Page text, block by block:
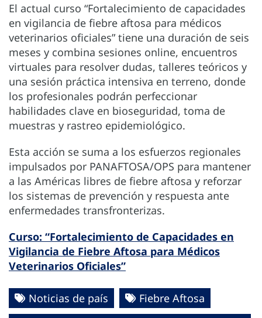
El actual curso “Fortalecimiento de capacidades
en vigilancia de fiebre aftosa para médicos
veterinarios oficiales” tiene una duración de seis
meses y combina sesiones online, encuentros
virtuales para resolver dudas, talleres teóricos y
una sesión práctica intensiva en terreno, donde
los profesionales podrán perfeccionar
habilidades clave en bioseguridad, toma de
muestras y rastreo epidemiológico.
Esta acción se suma a los esfuerzos regionales
impulsados por PANAFTOSA/OPS para mantener
a las Américas libres de fiebre aftosa y reforzar
los sistemas de prevención y respuesta ante
enfermedades transfronterizas.
Curso: “Fortalecimiento de Capacidades en
Vigilancia de Fiebre Aftosa para Médicos
Veterinarios Oficiales”
Noticias de país
Fiebre Aftosa